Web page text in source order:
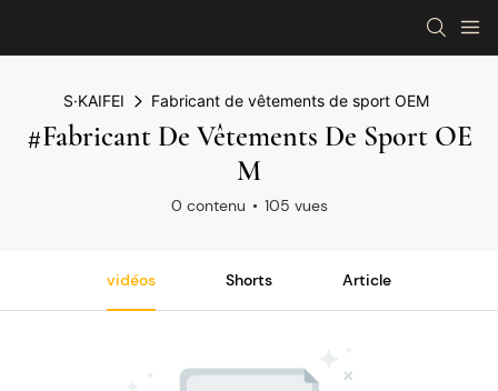
S·KAIFEI Fabricant de vêtements de sport OEM
#Fabricant De Vêtements De Sport OE
M
0 contenu 105 vues
vidéos Shorts Article